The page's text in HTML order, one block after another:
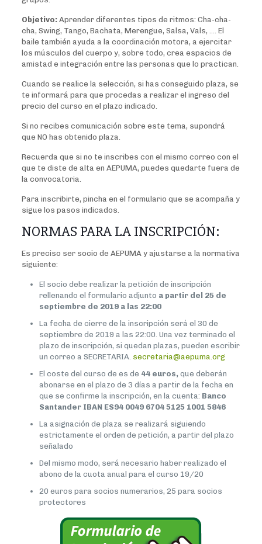
Objetivo: Aprender diferentes tipos de ritmos: Cha-cha-
cha, Swing, Tango, Bachata, Merengue, Salsa, Vals, …. El
baile también ayuda a la coordinación motora, a ejercitar
los músculos del cuerpo y, sobre todo, crea espacios de
amistad e integración entre las personas que lo practican.
Cuando se realice la selección, si has conseguido plaza, se
te informará para que procedas a realizar el ingreso del
precio del curso en el plazo indicado.
Si no recibes comunicación sobre este tema, supondrá
que NO has obtenido plaza.
Recuerda que si no te inscribes con el mismo correo con el
que te diste de alta en AEPUMA, puedes quedarte fuera de
la convocatoria.
Para inscribirte, pincha en el formulario que se acompaña y
sigue los pasos indicados.
NORMAS PARA LA INSCRIPCIÓN:
Es preciso ser socio de AEPUMA y ajustarse a la normativa
siguiente:
El socio debe realizar la petición de inscripción
rellenando el formulario adjunto a partir del 25 de
septiembre de 2019 a las 22:00
La fecha de cierre de la inscripción será el 30 de
septiembre de 2019 a las 22:00. Una vez terminado el
plazo de inscripción, si quedan plazas, pueden escribir
un correo a SECRETARIA. secretaria@aepuma.org
El coste del curso de es de 44 euros, que deberán
abonarse en el plazo de 3 días a partir de la fecha en
que se confirme la inscripción, en la cuenta: Banco
Santander IBAN ES94 0049 6704 5125 1001 5846
La asignación de plaza se realizará siguiendo
estrictamente el orden de petición, a partir del plazo
señalado
Del mismo modo, será necesario haber realizado el
abono de la cuota anual para el curso 19/20
20 euros para socios numerarios, 25 para socios
protectores